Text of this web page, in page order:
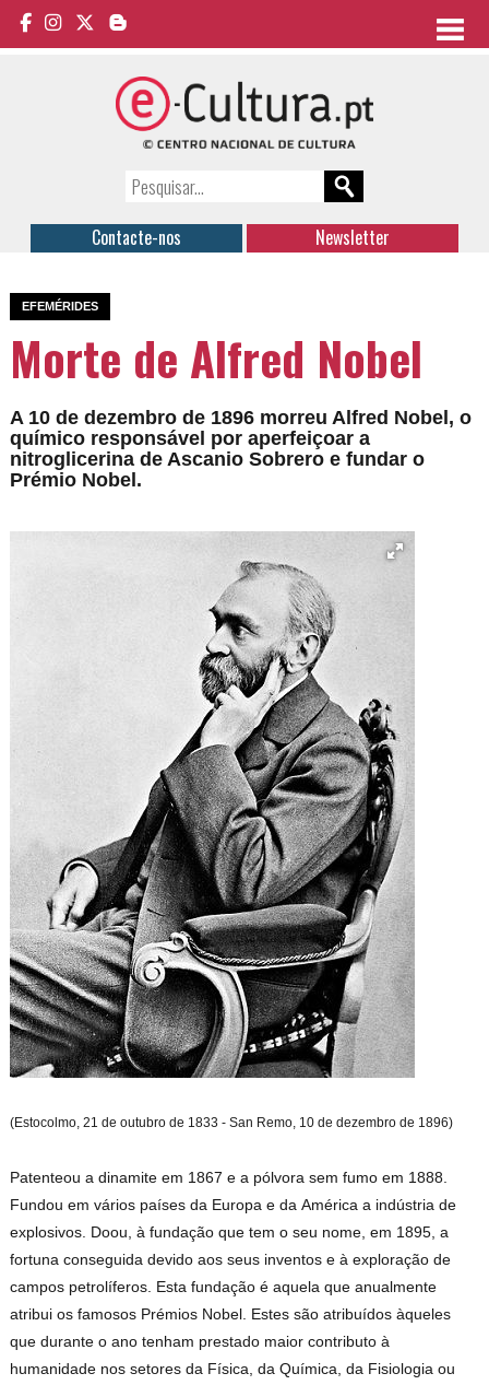
Contacte-nos Newsletter
EFEMÉRIDES
Morte de Alfred Nobel
A 10 de dezembro de 1896 morreu Alfred Nobel, o
químico responsável por aperfeiçoar a
nitroglicerina de Ascanio Sobrero e fundar o
Prémio Nobel.
(Estocolmo, 21 de outubro de 1833 - San Remo, 10 de dezembro de 1896)
Patenteou a dinamite em 1867 e a pólvora sem fumo em 1888.
Fundou em vários países da Europa e daAmérica a indústria de
explosivos. Doou, à fundação que tem o seu nome, em 1895, a
fortuna conseguida devido aos seus inventos e à exploração de
campos petrolíferos. Esta fundação é aquela que anualmente
atribui os famosos Prémios Nobel. Estes são atribuídos àqueles
que durante o ano tenham prestado maior contributo à
humanidade nos setores da Física, da Química, da Fisiologia ou